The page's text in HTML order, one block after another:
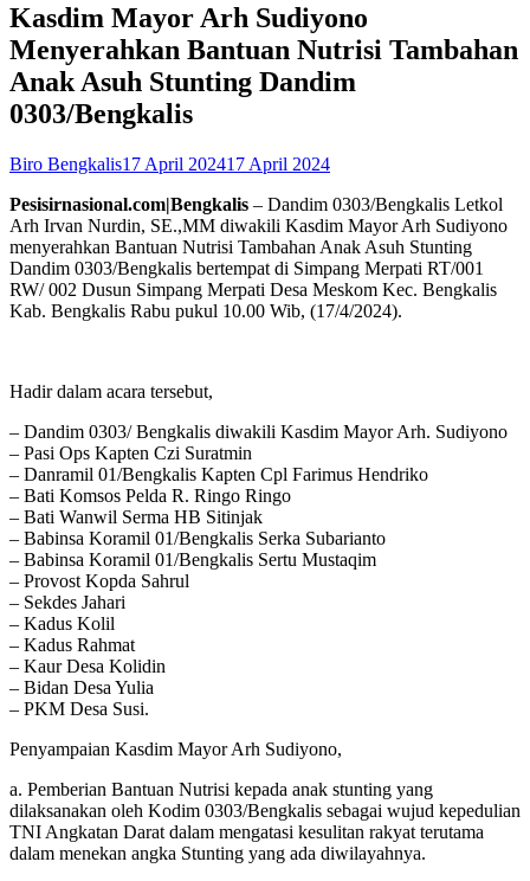
Kasdim Mayor Arh Sudiyono
Menyerahkan Bantuan Nutrisi Tambahan
Anak Asuh Stunting Dandim
0303/Bengkalis
Biro Bengkalis17 April 202417 April 2024
Pesisirnasional.com|Bengkalis – Dandim 0303/Bengkalis Letkol
Arh Irvan Nurdin, SE.,MM diwakili Kasdim Mayor Arh Sudiyono
menyerahkan Bantuan Nutrisi Tambahan Anak Asuh Stunting
Dandim 0303/Bengkalis bertempat di Simpang Merpati RT/001
RW/ 002 Dusun Simpang Merpati Desa Meskom Kec. Bengkalis
Kab. Bengkalis Rabu pukul 10.00 Wib, (17/4/2024).
Hadir dalam acara tersebut,
– Dandim 0303/ Bengkalis diwakili Kasdim Mayor Arh. Sudiyono
– Pasi Ops Kapten Czi Suratmin
– Danramil 01/Bengkalis Kapten Cpl Farimus Hendriko
– Bati Komsos Pelda R. Ringo Ringo
– Bati Wanwil Serma HB Sitinjak
– Babinsa Koramil 01/Bengkalis Serka Subarianto
– Babinsa Koramil 01/Bengkalis Sertu Mustaqim
– Provost Kopda Sahrul
– Sekdes Jahari
– Kadus Kolil
– Kadus Rahmat
– Kaur Desa Kolidin
– Bidan Desa Yulia
– PKM Desa Susi.
Penyampaian Kasdim Mayor Arh Sudiyono,
a. Pemberian Bantuan Nutrisi kepada anak stunting yang
dilaksanakan oleh Kodim 0303/Bengkalis sebagai wujud kepedulian
TNI Angkatan Darat dalam mengatasi kesulitan rakyat terutama
dalam menekan angka Stunting yang ada diwilayahnya.